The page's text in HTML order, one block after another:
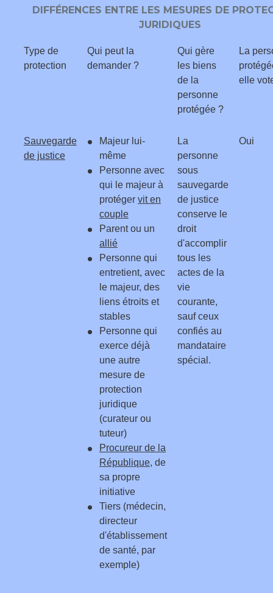
DIFFÉRENCES ENTRE LES MESURES DE
JURIDIQUES
Type de
protection
Qui peut la
demander ?
Qui gère
les biens
de la
personne
protégée ?
La
elle
Sauvegarde
de justice
Majeur lui-
même
Personne avec
qui le majeur à
protéger vit en
couple
Parent ou un
allié
Personne qui
entretient, avec
le majeur, des
liens étroits et
stables
Personne qui
exerce déjà
une autre
mesure de
protection
juridique
(curateur ou
tuteur)
Procureur de la
République, de
sa propre
initiative
Tiers (médecin,
directeur
d'établissement
de santé, par
exemple)
La
personne
sous
sauvegarde
de justice
conserve le
droit
d'accomplir
tous les
actes de la
vie
courante,
sauf ceux
confiés au
mandataire
spécial.
Oui